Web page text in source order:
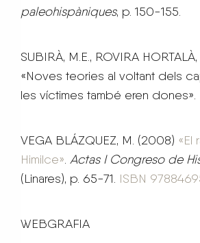
paleohispàniques, p. 150-155.
SUBIRÀ, M.E., ROVIRA
«Noves teories al voltant dels
les víctimes també eren dones».
VEGA BLÁZQUEZ, M. (2008) «El
Himilce». Actas I Congreso de
(Linares), p. 65-71. ISBN
WEBGRAFIA